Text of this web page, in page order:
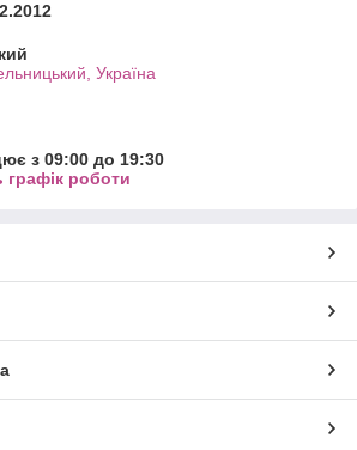
Україна
з 09:00 до 19:30
графік роботи